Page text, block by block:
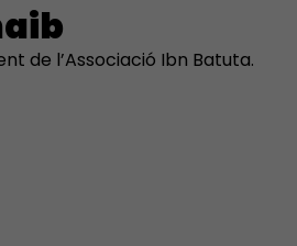
de l’Associació Ibn Batuta.